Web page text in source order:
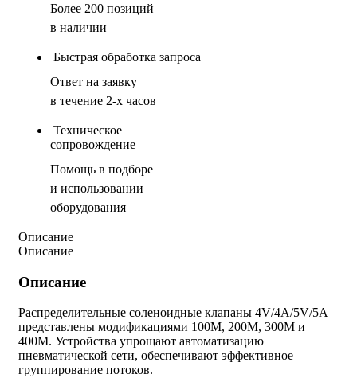
Более 200 позиций
в наличии
Быстрая обработка запроса
Ответ на заявку
в течение 2-х часов
Техническое
сопровождение
Помощь в подборе
и использовании
оборудования
Описание
Описание
Описание
Распределительные соленоидные клапаны 4V/4A/5V/5A
представлены модификациями 100М, 200М, 300М и
400М. Устройства упрощают автоматизацию
пневматической сети, обеспечивают эффективное
группирование потоков.